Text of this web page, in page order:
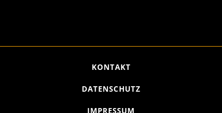
KONTAKT
DATENSCHUTZ
IMPRESSUM